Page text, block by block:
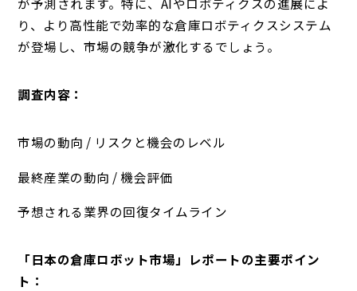
り、より高性能で効率的な倉庫ロボティクスシステム
が登場し、市場の競争が激化するでしょう。
調査内容：
市場の動向 / リスクと機会のレベル
最終産業の動向 / 機会評価
予想される業界の回復タイムライン
「日本の倉庫ロボット市場」レポートの主要ポイン
ト：